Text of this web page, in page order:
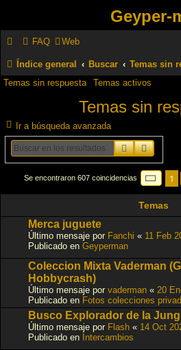
Geyper-
FAQ Web
Índice general Buscar Temas sin
Temas sin respuesta Temas activos
Temas sin
Ir a búsqueda avanzada
Buscar
Se encontraron 607 coincidencias 1
Temas
Merca juguete
Último mensaje por Fanchi « 11 Feb
Publicado en Geyperman
Coleccion Mixta Vaderman
Hobbycrash)
Último mensaje por vaderman « 20
Publicado en Fotos colecciones
Busco Explorador de la
Último mensaje por Flash « 14 Oct
Publicado en Intercambios